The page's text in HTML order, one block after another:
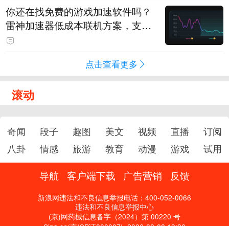
你还在找免费的游戏加速软件吗？
雷神加速器低成本联机方案，支持
免费试用
点击查看更多
滚动
奇闻 段子 趣图 美文 视频 直播
订阅
八卦
情感 旅游 教育 动漫 游戏 试用
导航 客户端下载 广告营销 反馈
新浪网违法和不良信息举报电话：400-052-0066
违法和不良信息举报中心
(京)网药械信息备字（2024）第 00220 号